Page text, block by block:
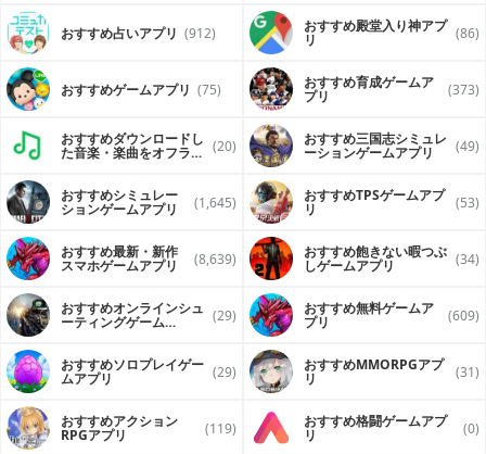
おすすめ占いアプリ (912) おすすめ殿堂入り神アプ
リ (86)
おすすめゲームアプリ (75) おすすめ育成ゲームア
プリ (373)
おすすめダウンロードし
た音楽・楽曲をオフライ (20) おすすめ三国志シミュレ
ーションゲームアプリ (49)
おすすめシミュレー
ションゲームアプリ (1,645) おすすめTPSゲームアプ
リ (53)
おすすめ最新・新作
スマホゲームアプリ (8,639) おすすめ飽きない暇つぶ
しゲームアプリ (34)
おすすめオンラインシュ
ーティングゲーム (29) おすすめ無料ゲームア
プリ (609)
おすすめソロプレイゲー
ムアプリ (29) おすすめ MMORPGアプ
リ (31)
おすすめアクション
RPGアプリ (119) おすすめ格闘ゲームアプ
リ (0)